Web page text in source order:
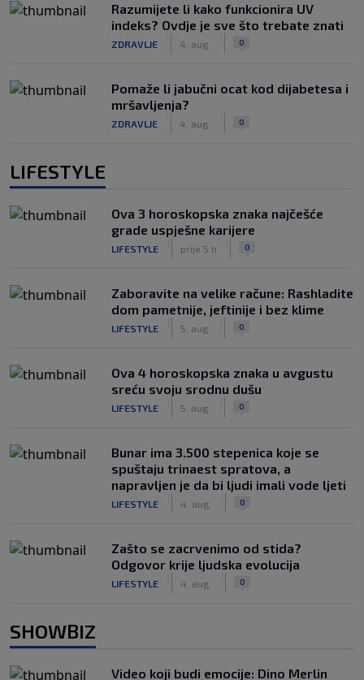
Razumijete li kako funkcionira UV
indeks? Ovdje je sve što trebate znati
ZDRAVLJE 4. aug. 0
Pomaže li jabučni ocat kod dijabetesa i
mršavljenja?
ZDRAVLJE 4. aug. 0
LIFESTYLE
Ova 3 horoskopska znaka najčešće
grade uspješne karijere
LIFESTYLE prije 5 h 0
Zaboravite na velike račune: Rashladite
dom pametnije, jeftinije i bez klime
LIFESTYLE 5. aug. 0
Ova 4 horoskopska znaka u avgustu
sreću svoju srodnu dušu
LIFESTYLE 5. aug. 0
Bunar imа 3.500 stepenica koje se
spuštaju trinaest spratova, a
napravljen je da bi ljudi imali vode ljeti
LIFESTYLE 4. aug. 0
Zašto se zacrvenimo od stida?
Odgovor krije ljudska evolucija
LIFESTYLE 4. aug. 0
SHOWBIZ
Video koji budi emocije: Dino Merlin